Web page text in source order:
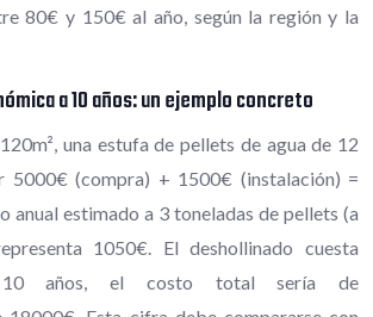
80€ y 150€ al año, según la región y la
a 10 años: un ejemplo concreto
una estufa de pellets de agua de 12
5000€ (compra) + 1500€ (instalación) =
anual estimado a 3 toneladas de pellets (a
1050€. El deshollinado cuesta
10 años, el costo total sería de